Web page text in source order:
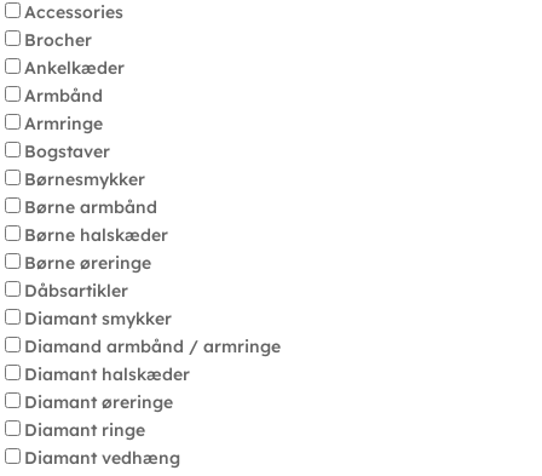
Accessories
Brocher
Ankelkæder
Armbånd
Armringe
Bogstaver
Børnesmykker
Børne armbånd
Børne halskæder
Børne øreringe
Dåbsartikler
Diamant smykker
Diamand armbånd / armringe
Diamant halskæder
Diamant øreringe
Diamant ringe
Diamant vedhæng